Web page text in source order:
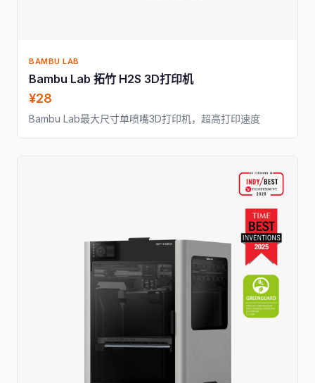
BAMBU LAB
Bambu Lab 拓竹 H2S 3D打印机
¥28
Bambu Lab最大尺寸单喷嘴3D打印机，超高打印速度